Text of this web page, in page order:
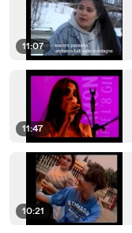
11:07
11:47
10:21